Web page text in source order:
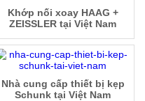
Khớp nối xoay HAAG +
ZEISSLER tại Việt Nam
Nhà cung cấp thiết bị kẹp
Schunk tại Việt Nam